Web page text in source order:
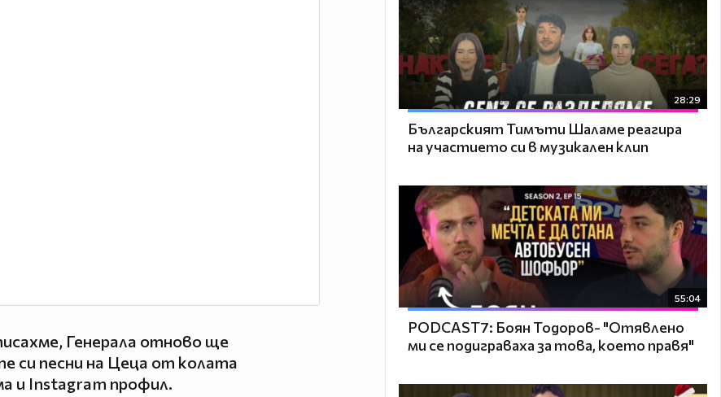
Генерала отново ще
си песни на Цеца от колата
и Instagram профил.
28:29
Българският Тимъти Шаламе реагира
на участието си в музикален клип
55:04
PODCAST7: ‪Боян Тодоров- "Отявлено
ми се подиграваха за това, което правя"